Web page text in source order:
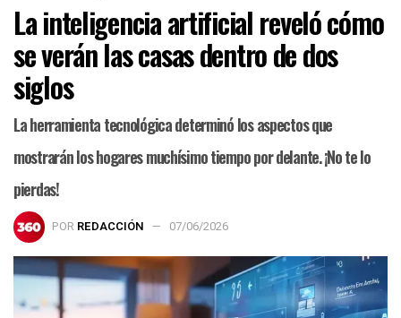
La inteligencia artificial reveló cómo
se verán las casas dentro de dos
siglos
La herramienta tecnológica determinó los aspectos que
mostrarán los hogares muchísimo tiempo por delante. ¡No te lo
pierdas!
POR REDACCIÓN 07/06/2026